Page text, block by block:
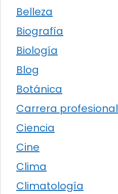
Belleza
Biografía
Biología
Blog
Botánica
Carrera profesional
Ciencia
Cine
Clima
Climatología